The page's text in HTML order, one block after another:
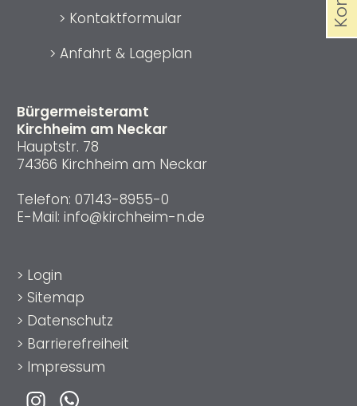
Bürgermeisteramt
Kirchheim am Neckar
Hauptstr. 78
74366 Kirchheim am Neckar
Telefon: 07143-8955-0
E-Mail: info@kirchheim-n.de
> Kontaktformular
> Anfahrt & Lageplan
> Login
> Sitemap
> Datenschutz
> Barrierefreiheit
> Impressum